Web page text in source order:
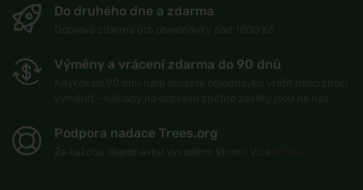
Do druhého dne a zdarma
Výměny a vrácení zdarma do 90 dnů
Podpora nadace Trees.org